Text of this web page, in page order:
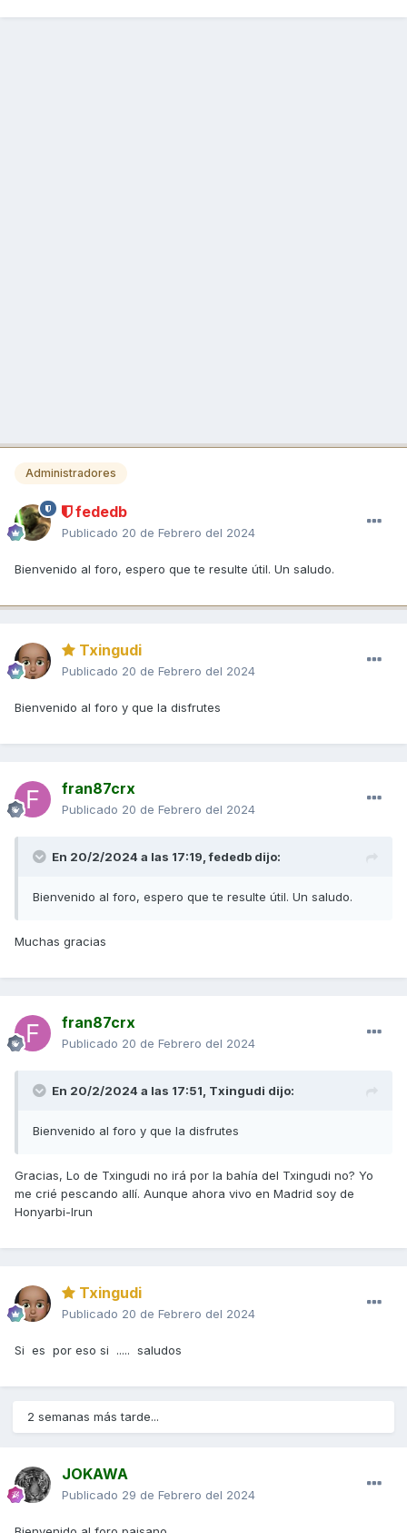
Administradores
fededb
Publicado 20 de Febrero del 2024
Bienvenido al foro, espero que te resulte útil. Un saludo.
Txingudi
Publicado 20 de Febrero del 2024
Bienvenido al foro y que la disfrutes
fran87crx
Publicado 20 de Febrero del 2024
En 20/2/2024 a las 17:19,fededb dijo:
Bienvenido al foro, espero que te resulte útil. Un saludo.
Muchas gracias
fran87crx
Publicado 20 de Febrero del 2024
En 20/2/2024 a las 17:51, Txingudi dijo:
Bienvenido al foro y que la disfrutes
Gracias, Lo de Txingudi no irá por la bahía del Txingudi no? Yo
me crié pescando allí. Aunque ahora vivo en Madrid soy de
Honyarbi-Irun
Txingudi
Publicado 20 de Febrero del 2024
Si es por eso si ..... saludos
2 semanas más tarde...
JOKAWA
Publicado 29 de Febrero del 2024